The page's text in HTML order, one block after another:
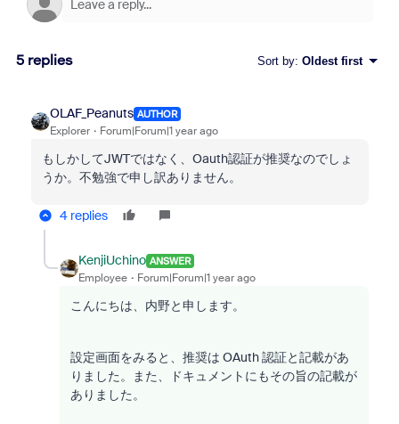
5 replies Sort by: Oldest first
OLAF_Peanuts AUTHOR
Explorer Forum|Forum|1 year ago
もしかしてJWTではなく、 Oauth認証が推奨なのでしょ
うか。不勉強で申し訳ありません。
4 replies
KenjiUchino ANSWER
Employee Forum|Forum|1 year ago
こんにちは、内野と申します。
設定画面をみると、推奨は OAuth 認証と記載があ
りました。また、ドキュメントにもその旨の記載が
ありました。